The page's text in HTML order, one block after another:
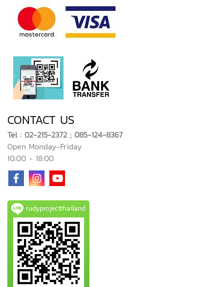
CONTACT US
Tel : 02-215-2372 ; 085-124-8367
Open Monday-Friday
10:00 - 18:00
rudyprojectthailand